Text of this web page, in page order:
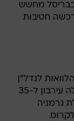
שעבר בבריסל מחשש
חטיבות
לנדל"ן
מסחרי השניה בגודלה בגרמניה, קיבלה עירבון ל-35
גרמניה